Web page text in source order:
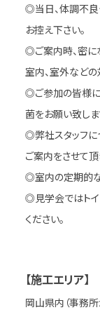
◎当日、体調不
お控え下さい。
◎ご案内時、密に
室内、室外などの
◎ご参加の皆様に
菌をお願い致しま
◎弊社スタッフに
ご案内をさせて頂
◎室内の定期的な
◎見学会ではトイ
ください。
【施工エリア】
岡山県内（事務所